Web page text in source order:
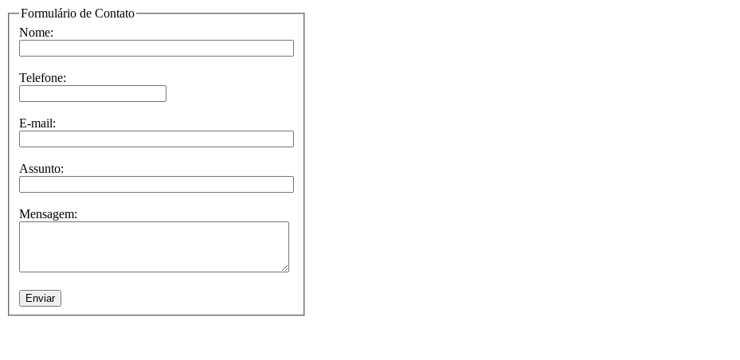
Formulário de Contato
Nome:
Telefone:
E-mail:
Assunto:
Mensagem: